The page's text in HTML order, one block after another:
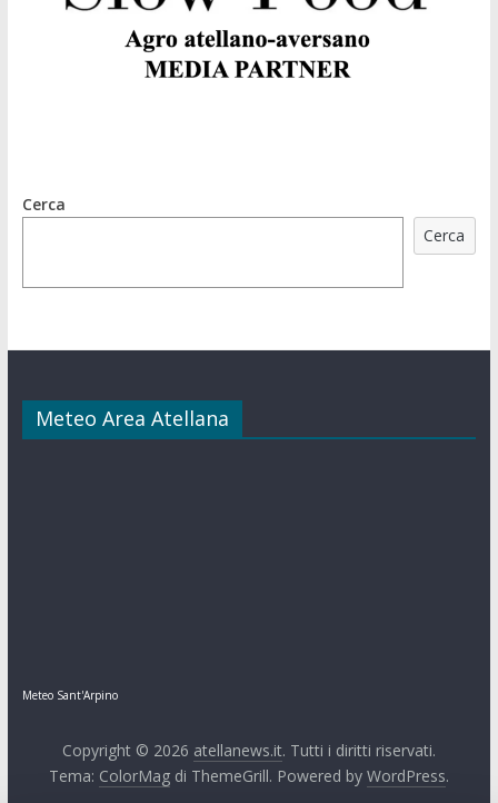
Cerca
Cerca
Meteo Area Atellana
Meteo Sant'Arpino
Copyright © 2026 atellanews.it. Tutti i diritti riservati.
Tema: ColorMagdi ThemeGrill. Powered by WordPress.